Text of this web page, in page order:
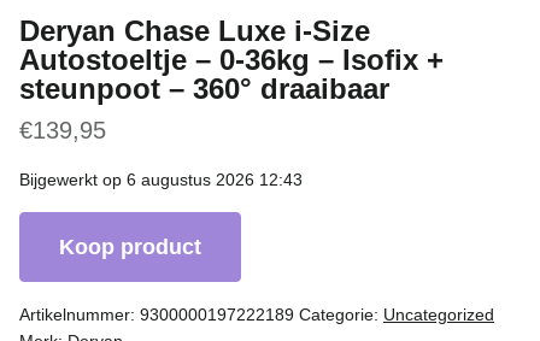
Deryan Chase Luxe i-Size
Autostoeltje – 0-36kg – Isofix +
steunpoot – 360° draaibaar
€139,95
Bijgewerkt op 6 augustus 2026 12:43
Koop product
Artikelnummer: 9300000197222189 Categorie: Uncategorized